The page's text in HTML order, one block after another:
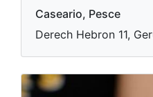
Caseario, Pesce
Derech Hebron 11,